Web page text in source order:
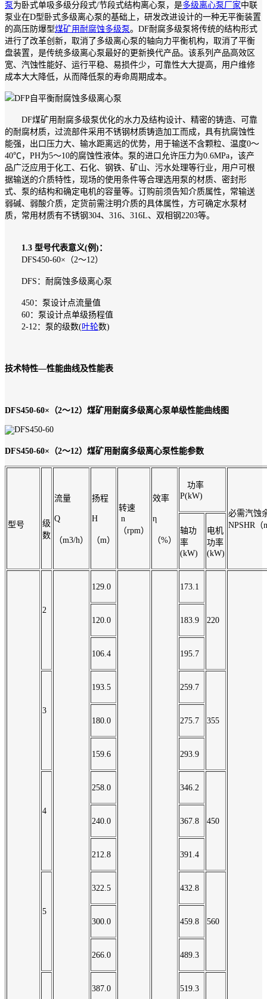
泵 为卧式单吸多级分段式/节段式结构离心泵，是多级离心泵厂家中联
泵业在D型卧式多级离心泵的基础上，研发改进设计的一种无平衡装置
的高压防爆型煤矿用耐腐蚀多级泵。DF耐腐多级泵将传统的结构形式
进行了改革创新，取消了多级离心泵的轴向力平衡机构，取消了平衡
盘装置，是传统多级离心泵最好的更新换代产品。该系列产品高效区
宽、汽蚀性能好、运行平稳、易损件少，可靠性大大提高，用户维修
成本大大降低，从而降低泵的寿命周期成本。
DF煤矿用耐腐多级泵优化的水力及结构设计、精密的铸造、可靠
的耐腐材质，过流部件采用不锈钢材质铸造加工而成，具有抗腐蚀性
能强，出口压力大、输水距离远的优势，用于输送不含颗粒、温度0～
40℃，PH为5～10的腐蚀性液体。泵的进口允许压力为0.6MPa，该产
品广泛应用于化工、石化、钢铁、矿山、污水处理等行业，用户可根
据输送的介质特性，现场的使用条件等合理选用泵的材质、密封形
式、泵的结构和确定电机的容量等。订购前须告知介质属性，常输送
弱碱、弱酸介质，定货前需注明介质的具体属性，方可确定水泵材
质，常用材质有不锈钢304、316、316L、双相钢2203等。
1.3 型号代表意义(例)：
DFS450-60×（2～12）
DFS：耐腐蚀多级离心泵
450：泵设计点流量值
60：泵设计点单级扬程值
2-12：泵的级数(叶轮数)
技术特性—性能曲线及性能表
DFS450-60×（2～12）煤矿用耐腐多级离心泵单级性能曲线图
DFS450-60×（2～12）煤矿用耐腐多级离心泵性能参数
型号
级
数
流量
Q
（m3/h）
扬程
H
（m）
转速
n
（rpm）
效率
η
（%）
功率
P(kW)
必需汽蚀
NPSHR（
轴功
率
(kW)
电机
功率
(kW)
2
129.0 173.1
220
120.0 183.9
106.4 195.7
3
193.5 259.7
355
180.0 275.7
159.6 293.9
4
258.0 346.2
450
240.0 367.8
212.8 391.4
5
322.5 432.8
560
300.0 459.8
266.0 489.3
387.0 519.3